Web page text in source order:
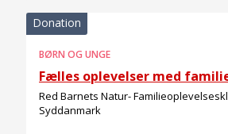
Donation
BØRN OG UNGE
Fælles oplevelser med
Red Barnets Natur-
Syddanmark